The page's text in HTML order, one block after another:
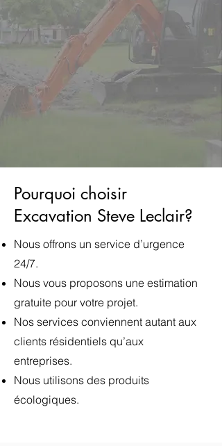
Pourquoi choisir
Excavation Steve Leclair?
Nous offrons un service d’urgence
24/7.
Nous vous proposons une estimation
gratuite pour votre projet.
Nos services conviennent autant aux
clients résidentiels qu’aux
entreprises.
Nous utilisons des produits
écologiques.